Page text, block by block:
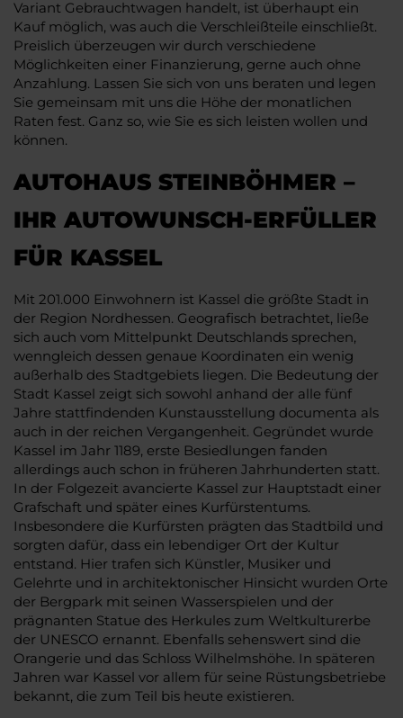
Variant Gebrauchtwagen handelt, ist überhaupt ein
Kauf möglich, was auch die Verschleißteile einschließt.
Preislich überzeugen wir durch verschiedene
Möglichkeiten einer Finanzierung, gerne auch ohne
Anzahlung. Lassen Sie sich von uns beraten und legen
Sie gemeinsam mit uns die Höhe der monatlichen
Raten fest. Ganz so, wie Sie es sich leisten wollen und
können.
AUTOHAUS STEINBÖHMER –
IHR AUTOWUNSCH-ERFÜLLER
FÜR KASSEL
Mit 201.000 Einwohnern ist Kassel die größte Stadt in
der Region Nordhessen. Geografisch betrachtet, ließe
sich auch vom Mittelpunkt Deutschlands sprechen,
wenngleich dessen genaue Koordinaten ein wenig
außerhalb des Stadtgebiets liegen. Die Bedeutung der
Stadt Kassel zeigt sich sowohl anhand der alle fünf
Jahre stattfindenden Kunstausstellung documenta als
auch in der reichen Vergangenheit. Gegründet wurde
Kassel im Jahr 1189, erste Besiedlungen fanden
allerdings auch schon in früheren Jahrhunderten statt.
In der Folgezeit avancierte Kassel zur Hauptstadt einer
Grafschaft und später eines Kurfürstentums.
Insbesondere die Kurfürsten prägten das Stadtbild und
sorgten dafür, dass ein lebendiger Ort der Kultur
entstand. Hier trafen sich Künstler, Musiker und
Gelehrte und in architektonischer Hinsicht wurden Orte
der Bergpark mit seinen Wasserspielen und der
prägnanten Statue des Herkules zum Weltkulturerbe
der UNESCO ernannt. Ebenfalls sehenswert sind die
Orangerie und das Schloss Wilhelmshöhe. In späteren
Jahren war Kassel vor allem für seine Rüstungsbetriebe
bekannt, die zum Teil bis heute existieren.